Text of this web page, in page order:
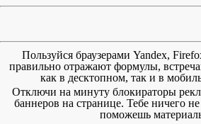
Пользуйся браузерами Yandex,
правильно отражают формулы,
как в десктопном, так и в
Отключи на минуту блокираторы
баннеров на странице. Тебе ничего не
поможешь